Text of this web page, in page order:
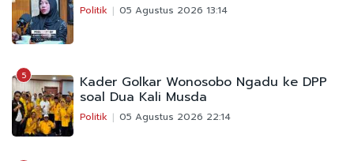
Politik 05 Agustus 2026 13:14
5 Kader Golkar Wonosobo Ngadu ke DPP
soal Dua Kali Musda
Politik 05 Agustus 2026 22:14